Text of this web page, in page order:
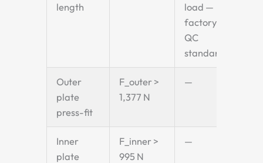
length
load —
factory
QC
standard
Outer
plate
press-fit
F_outer >
1,377 N
—
Inner
plate
F_inner >
995 N
—